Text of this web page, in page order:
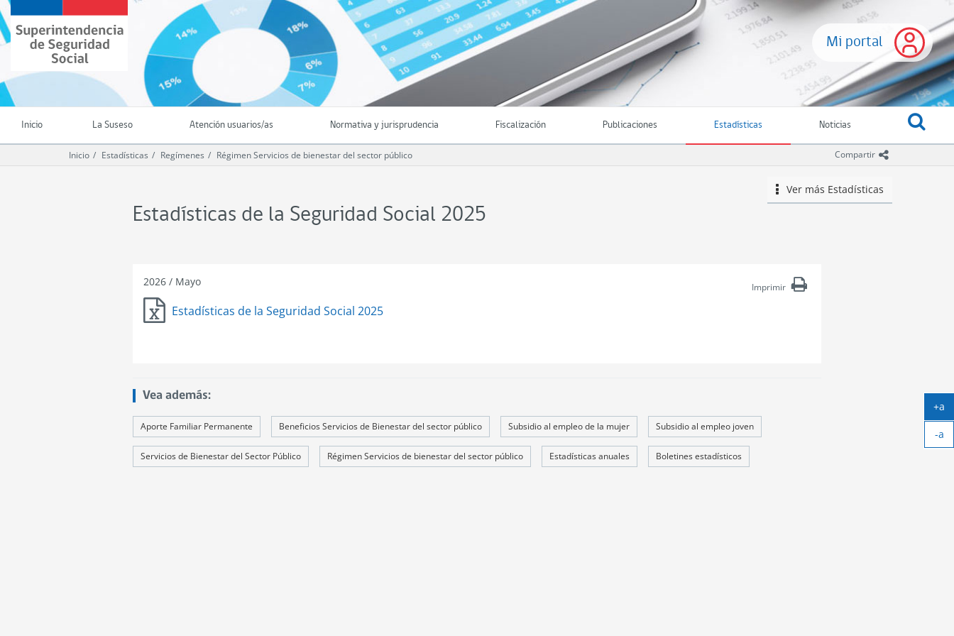
al
contenido
principal
Mi portal
Superintendencia
de
Seguridad
(SUSESO)
Chile
Inicio La Suseso Atención usuarios/as Normativa y jurisprudencia Fiscalización Publicaciones Estadísticas Noticias
Compartir icono
Inicio Estadísticas Regímenes Régimen Servicios de bienestar del sector público
icono
Ver más Estadísticas
Estadísticas de la Seguridad Social 2025
Imprimir
2026 / Mayo
Estadísticas de la Seguridad Social 2025
Vea además:
Aporte Familiar Permanente Beneficios Servicios de Bienestar del sector público Subsidio al empleo de la mujer Subsidio al empleo joven
Servicios de Bienestar del Sector Público Régimen Servicios de bienestar del sector público Estadísticas anuales Boletines estadísticos
+a
-a